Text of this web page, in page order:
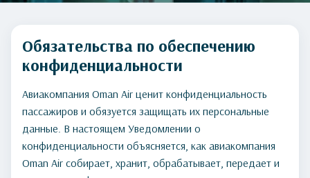
Обязательства по обеспечению
конфиденциальности
Авиакомпания Oman Air ценит конфиденциальность
пассажиров и обязуется защищать их персональные
данные. В настоящем Уведомлении о
конфиденциальности объясняется, как авиакомпания
Oman Air собирает, хранит, обрабатывает, передает и